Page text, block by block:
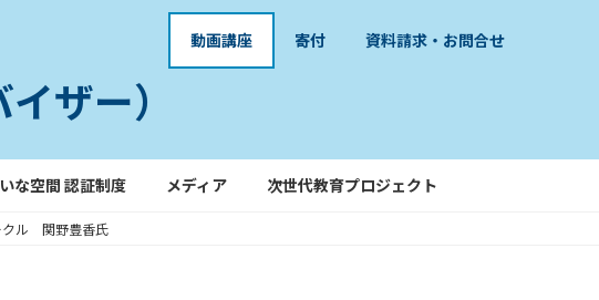
動画講座 寄付 資料請求・お問合せ
ザー）
な空間 認証制度 メディア 次世代教育プロジェクト
クル 関野豊香氏